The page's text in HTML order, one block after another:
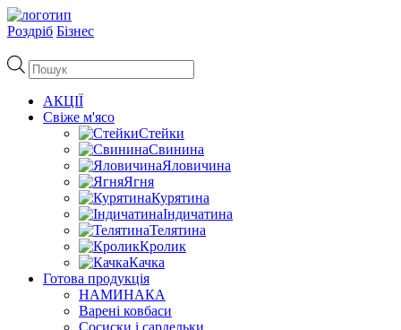
Роздріб Бізнес
Пошук
товарів
АКЦІЇ
Свіже м'ясо
Стейки
Свинина
Яловичина
Ягня
Курятина
Індичатина
Телятина
Кролик
Качка
Готова продукція
НАМИНАКА
Варені ковбаси
Сосиски і сардельки